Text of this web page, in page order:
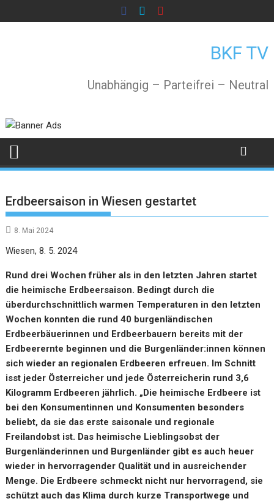
to
BKF TV
Unabhängig – Parteifrei – Neutral
Erdbeersaison in Wiesen gestartet
8. Mai 2024
Wiesen, 8. 5. 2024
Rund drei Wochen früher als in den letzten Jahren startet
die heimische Erdbeersaison. Bedingt durch die
überdurchschnittlich warmen Temperaturen in den letzten
Wochen konnten die rund 40 burgenländischen
Erdbeerbäuerinnen und Erdbeerbauern bereits mit der
Erdbeerernte beginnen und die Burgenländer:innen können
sich wieder an regionalen Erdbeeren erfreuen. Im Schnitt
isst jeder Österreicher und jede Österreicherin rund 3,6
Kilogramm Erdbeeren jährlich. „Die heimische Erdbeere ist
bei den Konsumentinnen und Konsumenten besonders
beliebt, da sie das erste saisonale und regionale
Freilandobst ist. Das heimische Lieblingsobst der
Burgenländerinnen und Burgenländer gibt es auch heuer
wieder in hervorragender Qualität und in ausreichender
Menge. Die Erdbeere schmeckt nicht nur hervorragend, sie
schützt auch das Klima durch kurze Transportwege und